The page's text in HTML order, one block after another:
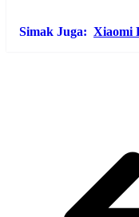
Simak Juga: Xiaomi